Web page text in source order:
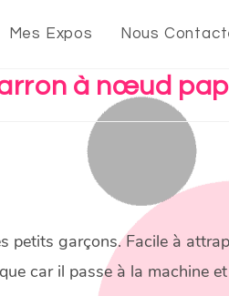
Mes Expos Nous
à nœud
petits garçons. Facile à
car il passe à la machine